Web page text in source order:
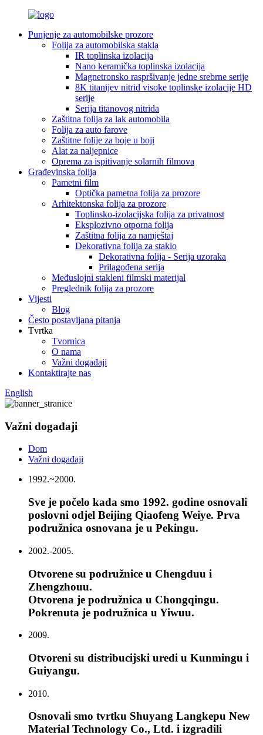
Punjenje za automobilske prozore
Folija za automobilska stakla
IR toplinska izolacija
Nano keramička toplinska izolacija
Magnetronsko raspršivanje jedne srebrne serije
8K titanijev nitrid visoke toplinske izolacije HD
serije
Serija titanovog nitrida
Zaštitna folija za lak automobila
Folija za auto farove
Zaštitne folije za boje u boji
Alat za naljepnice
Oprema za ispitivanje solarnih filmova
Građevinska folija
Pametni film
Optička pametna folija za prozore
Arhitektonska folija za prozore
Toplinsko-izolacijska folija za privatnost
Eksplozivno otporna folija
Zaštitna folija za namještaj
Dekorativna folija za staklo
Dekorativna folija - Serija uzoraka
Prilagođena serija
Međuslojni stakleni filmski materijal
Preglednik folija za prozore
Vijesti
Blog
Često postavljana pitanja
Tvrtka
Tvornica
O nama
Važni događaji
Kontaktirajte nas
English
Važni događaji
Dom
Važni događaji
1992.~2000.
Sve je počelo kada smo 1992. godine osnovali
poslovni odjel Beijing Qiaofeng Weiye. Prva
podružnica osnovana je u Pekingu.
2002.-2005.
Otvorene su podružnice u Chengduu i
Zhengzhouu.
Otvorena je podružnica u Chongqingu.
Pokrenuta je podružnica u Yiwuu.
2009.
Otvoreni su distribucijski uredi u Kunmingu i
Guiyangu.
2010.
Osnovali smo tvrtku Shuyang Langkepu New
Material Technology Co., Ltd. i izgradili